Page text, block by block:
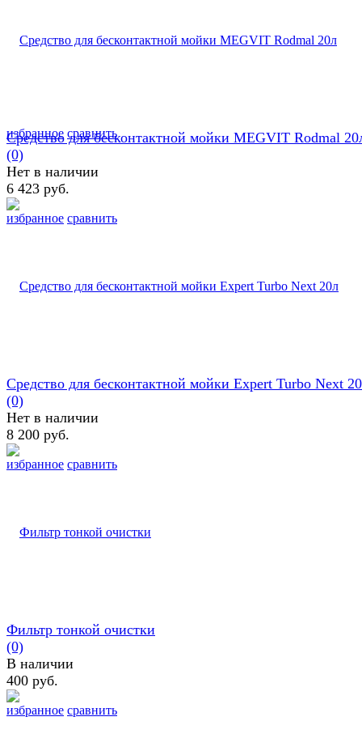
избранное сравнить
избранное сравнить
Средство для бесконтактной мойки MEGVIT Rodmal
(0)
Нет в наличии
6 423 руб.
избранное сравнить
Средство для бесконтактной мойки Expert Turbo Next
(0)
Нет в наличии
8 200 руб.
избранное сравнить
Фильтр тонкой очистки
(0)
В наличии
400 руб.